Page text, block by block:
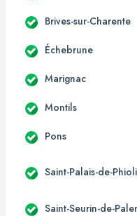
Brives-sur-Charente
Échebrune
Marignac
Montils
Pons
Saint-Palais-de-
Saint-Seurin-de-